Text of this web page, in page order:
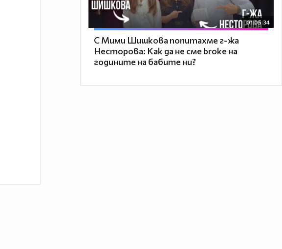
01:05:34
С Мими Шишкова попитахме г-жа
Несторова: Как да не сме broke на
годините на бабите ни?